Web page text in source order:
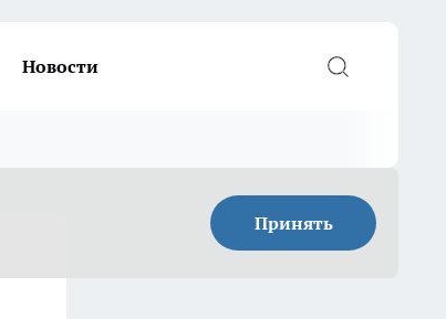
Новости
Принять